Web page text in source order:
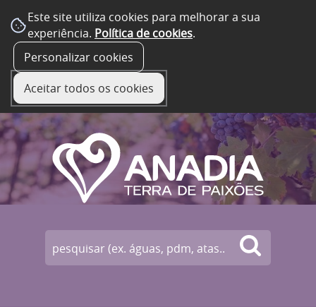
Este site utiliza cookies para melhorar a sua
experiência. Política de cookies.
Personalizar cookies
Aceitar todos os cookies